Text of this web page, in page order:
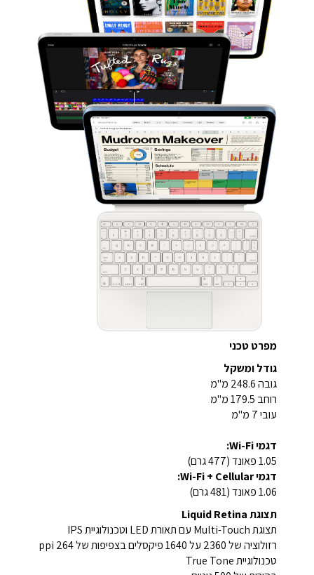
מפרט טכני
גודל ומשקל
גובה 248.6 מ"מ
רוחב 179.5 מ"מ
עובי 7 מ"מ
דגמי Wi-Fi:
1.05 פאונד (477 גרם)
דגמי Wi-Fi + Cellular:
1.06 פאונד (481 גרם)
תצוגת Liquid Retina
תצוגת Multi-Touch עם תאורת LED וטכנולוגיית IPS
רזולוציה של 2360 על 1640 פיקסלים בצפיפות של 264 ppi
טכנולוגיית True Tone